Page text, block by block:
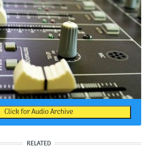
Click for Audio Archive
RELATED